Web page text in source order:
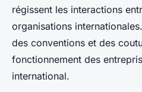
régissent les interactions
organisations
des conventions et des
fonctionnement des
international.